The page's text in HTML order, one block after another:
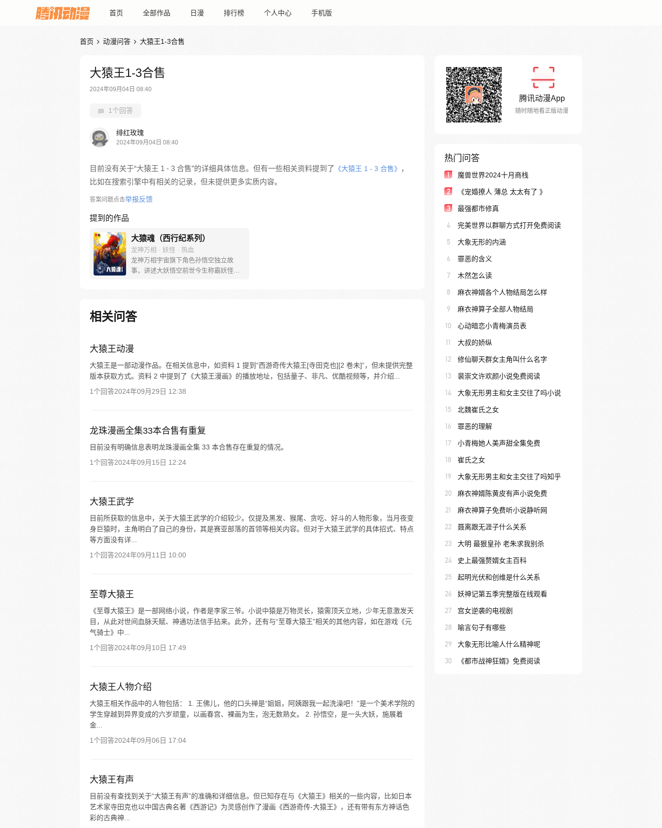
首页 全部作品 日漫 排行榜 个人中心 手机版
首页  动漫问答  大猿王1-3合售
大猿王1-3合售
2024年09月04日 08:40
1个回答
绯红玫瑰
2024年09月04日 08:40
目前没有关于“大猿王 1 - 3 合售”的详细具体信息。但有一些相关资料提到了 《大猿王 1 - 3 合售》 ，
比如在搜索引擎中有相关的记录，但未提供更多实质内容。
答案问题点击举报反馈
提到的作品
大猿魂（西行纪系列）
龙神万相 · 妖怪 · 热血
龙神万相宇宙旗下角色孙悟空独立故
事，讲述大妖悟空前世今生称霸妖怪大
入暗魂无法再守护重要之人…六十年
后，他再次破石而出，背负着守护族人
相关问答
大猿王动漫
大猿王是一部动漫作品。在相关信息中，如资料 1 提到“西游奇传大猿王[寺田克也][2 卷未]”，但未提供完整
版本获取方式。资料 2 中提到了《大猿王漫画》的播放地址，包括量子、非凡、优酷视频等，并介绍...
1个回答2024年09月29日 12:38
龙珠漫画全集33本合售有重复
目前没有明确信息表明龙珠漫画全集 33 本合售存在重复的情况。
1个回答2024年09月15日 12:24
大猿王武学
目前所获取的信息中，关于大猿王武学的介绍较少。仅提及黑发、猴尾、贪吃、好斗的人物形象，当月夜变
身巨猿时，主角明白了自己的身份，其是赛亚部落的首领等相关内容。但对于大猿王武学的具体招式、特点
等方面没有详...
1个回答2024年09月11日 10:00
至尊大猿王
《至尊大猿王》是一部网络小说，作者是李家三爷。小说中猿是万物灵长，猿需顶天立地，少年无意激发天
目，从此对世间血脉天赋、神通功法信手拈来。此外，还有与“至尊大猿王”相关的其他内容，如在游戏《元
气骑士》中...
1个回答2024年09月10日 17:49
大猿王人物介绍
大猿王相关作品中的人物包括： 1. 王佛儿，他的口头禅是“姐姐，阿姨跟我一起洗澡吧！”是一个美术学院的
学生穿越到异界变成的六岁顽童，以画春宫、裸画为生，泡无数熟女。 2. 孙悟空，是一头大妖，施展着
金...
1个回答2024年09月06日 17:04
大猿王有声
目前没有查找到关于“大猿王有声”的准确和详细信息。但已知存在与《大猿王》相关的一些内容，比如日本
艺术家寺田克也以中国古典名著《西游记》为灵感创作了漫画《西游奇传-大猿王》，还有带有东方神话色
彩的古典神...
腾讯动漫App
随时随地看正版动漫
热门问答
1 魔兽世界2024十月商栈
2 《宠婚撩人 薄总 太太有了 》
3 最强都市修真
4 完美世界以群聊方式打开免费阅读
5 大象无形的内涵
6 罪恶的含义
7 木然怎么读
8 麻衣神婿各个人物结局怎么样
9 麻衣神算子全部人物结局
10 心动暗恋小青梅演员表
11 大叔的娇纵
12 修仙聊天群女主角叫什么名字
13 裴崇文许欢颜小说免费阅读
14 大象无形男主和女主交往了吗小说
15 北魏崔氏之女
16 罪恶的理解
17 小青梅她人美声甜全集免费
18 崔氏之女
19 大象无形男主和女主交往了吗知乎
20 麻衣神婿陈黄皮有声小说免费
21 麻衣神算子免费听小说静听网
22 聂离跟无涯子什么关系
23 大明 最狠皇孙 老朱求我别杀
24 史上最强赘婿女主百科
25 起明光伏和创维是什么关系
26 妖神记第五季完整版在线观看
27 宫女逆袭的电视剧
28 喻言句子有哪些
29 大象无形比喻人什么精神呢
30 《都市战神狂婿》免费阅读